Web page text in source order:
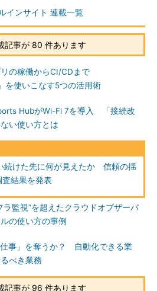
インサイト 連載一覧
記事が 80 件あります
リの稼働からCI/CDまで
を使いこなす5つの活用術
HubがWi-Fi 7を導入 「接続改
い使い方とは
続けた先に何が見えたか 信頼の揺
査結果を発表
ラ監視”を超えたクラウドオブザーバ
の使い方の事例
事」を奪うか？ 自動化できる業
べき業務
記事が 96 件あります